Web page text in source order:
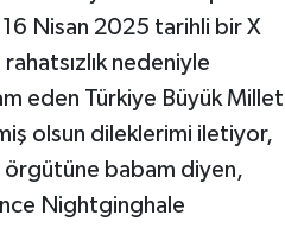
Nisan 2025 tarihli bir X
nedeniyle
eden Türkiye Büyük Millet
olsun dileklerimi iletiyor,
örgütüne babam diyen,
Nightginghale